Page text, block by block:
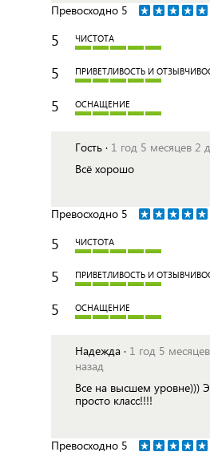
Превосходно 5
5 ЧИСТОТА
5 ПРИВЕТЛИВОСТЬ И
5 ОСНАЩЕНИЕ
Гость · 1 год 5 месяцев 2
Всё хорошо
Превосходно 5
5 ЧИСТОТА
5 ПРИВЕТЛИВОСТЬ И
5 ОСНАЩЕНИЕ
Надежда · 1 год 5
назад
Все на высшем уровне)))
просто класс!!!!
Превосходно 5